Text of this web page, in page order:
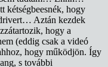
kétségbeesnék, hogy
Aztán kezdek
hogy a
(eddig csak a videó
hogy működjön. Így
s további